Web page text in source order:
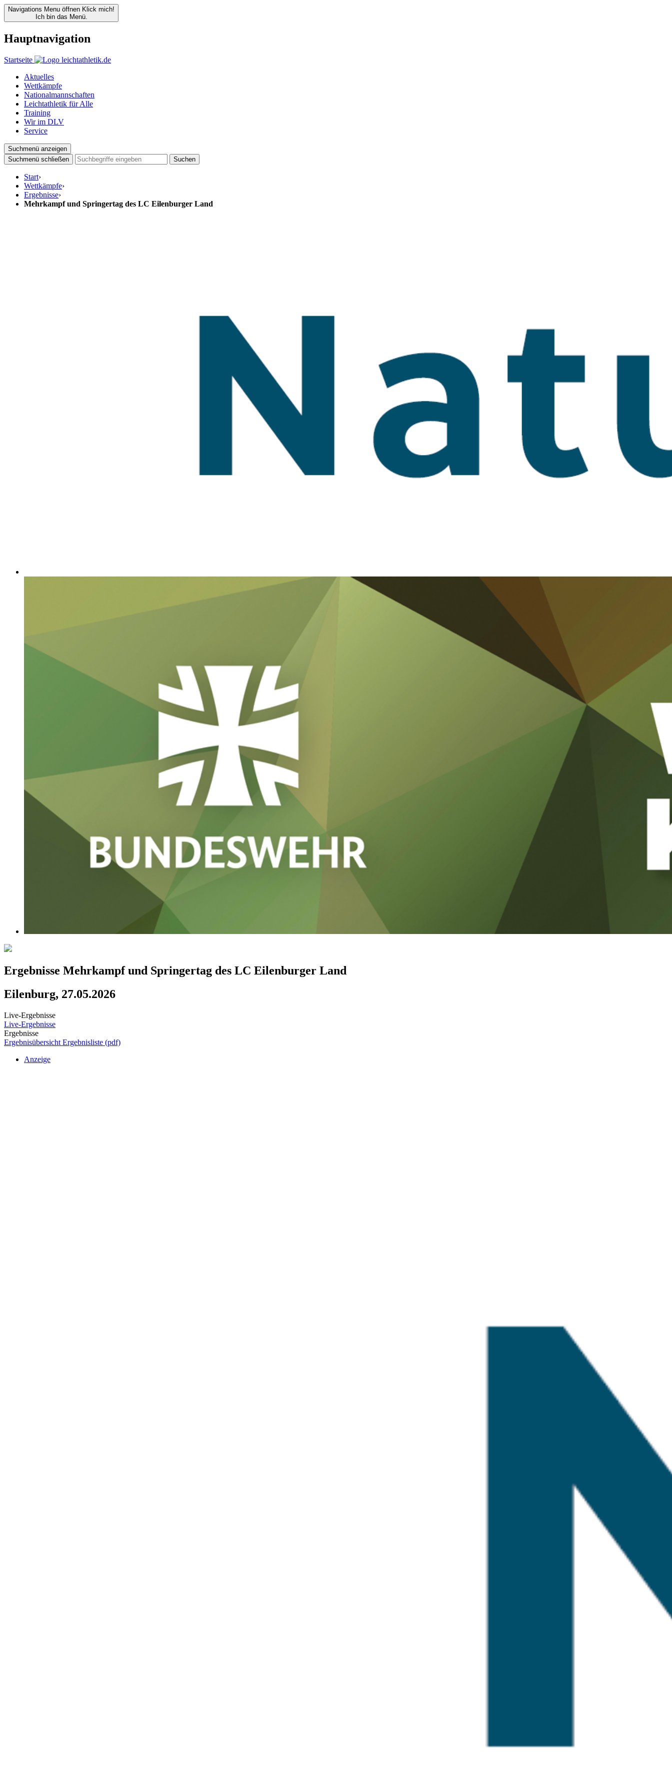
Navigations Menu öffnen Klick mich!
Ich bin das Menü.
Hauptnavigation
Startseite
Aktuelles
Wettkämpfe
Nationalmannschaften
Leichtathletik für Alle
Training
Wir im DLV
Service
Suchmenü anzeigen
Suchmenü schließen
Suchen
Start›
Wettkämpfe›
Ergebnisse›
Mehrkampf und Springertag des LC Eilenburger Land
Ergebnisse Mehrkampf und Springertag des LC Eilenburger Land
Eilenburg, 27.05.2026
Live-Ergebnisse
Live-Ergebnisse
Ergebnisse
Ergebnisübersicht Ergebnisliste (pdf)
Anzeige